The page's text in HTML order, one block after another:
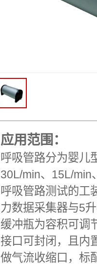
应用范围：
呼吸管路分为婴儿
30L/min、15L/min
呼吸管路测试的工
力数据采集器与5
缓冲瓶为容积可调
接口可封闭，且内
做气流收缩口，标